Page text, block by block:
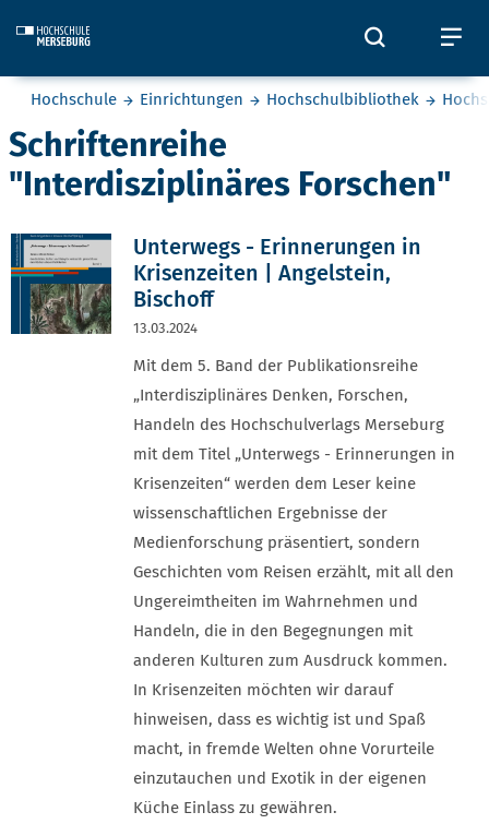
Öffnet
Sie befinden sich hier:
Hochschule Einrichtungen Hochschulbibliothek
Schriftenreihe
"Interdisziplinäres Forschen"
Unterwegs - Erinnerungen in
Krisenzeiten | Angelstein,
Bischoff
13.03.2024
Mit dem 5. Band der Publikationsreihe
„Interdisziplinäres Denken, Forschen,
Handeln des Hochschulverlags Merseburg
mit dem Titel „Unterwegs - Erinnerungen in
Krisenzeiten“ werden dem Leser keine
wissenschaftlichen Ergebnisse der
Medienforschung präsentiert, sondern
Geschichten vom Reisen erzählt, mit all den
Ungereimtheiten im Wahrnehmen und
Handeln, die in den Begegnungen mit
anderen Kulturen zum Ausdruck kommen.
In Krisenzeiten möchten wir darauf
hinweisen, dass es wichtig ist und Spaß
macht, in fremde Welten ohne Vorurteile
einzutauchen und Exotik in der eigenen
Küche Einlass zu gewähren.